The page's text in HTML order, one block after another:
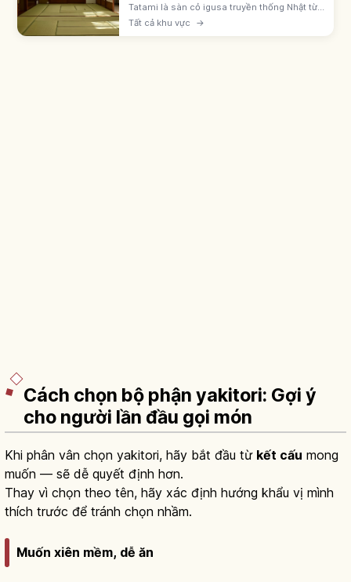
Tatami là sàn cỏ igusa truyền thống Nhật từ
thời Muromachi. Cởi giày dép, không kéo
vali, tránh giẫm viền tatami-beri; mang tất
Tất cả khu vực →
Cách chọn bộ phận yakitori: Gợi ý
cho người lần đầu gọi món
Khi phân vân chọn yakitori, hãy bắt đầu từ kết cấu mong
muốn — sẽ dễ quyết định hơn.
Thay vì chọn theo tên, hãy xác định hướng khẩu vị mình
thích trước để tránh chọn nhầm.
Muốn xiên mềm, dễ ăn